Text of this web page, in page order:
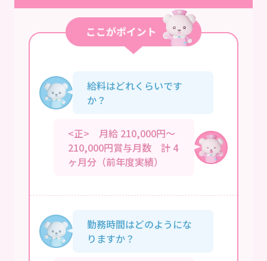
給料はどれくらいです
か？
<正> 月給 210,000円～
210,000円賞与月数 計 4
ヶ月分（前年度実績）
勤務時間はどのようにな
りますか？